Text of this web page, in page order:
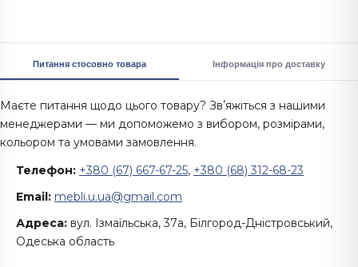
Питання стосовно товара Інформація про доставку
Маєте питання щодо цього товару? Звʼяжіться з нашими
менеджерами — ми допоможемо з вибором, розмірами,
кольором та умовами замовлення.
Телефон: +380 (67) 667-67-25, +380 (68) 312-68-23
Email: mebli.u.ua@gmail.com
Адреса: вул. Ізмаїльська, 37а, Білгород-Дністровський,
Одеська область